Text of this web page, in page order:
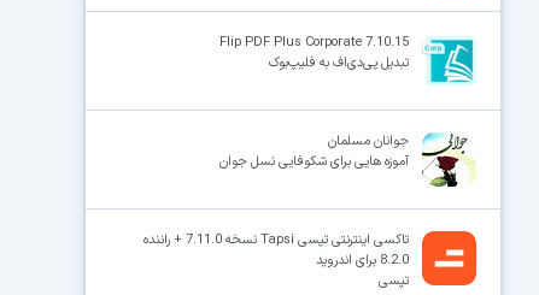
Flip PDF Plus Corporate 7.10.15
تبدیل پی‌دی‌اف به فلیپ‌بوک
جوانان مسلمان
آموزه هایی برای شکوفایی نسل جوان
تاکسی اینترنتی تپسی Tapsi نسخه 7.11.0 + راننده
8.2.0 برای اندروید
تپسی